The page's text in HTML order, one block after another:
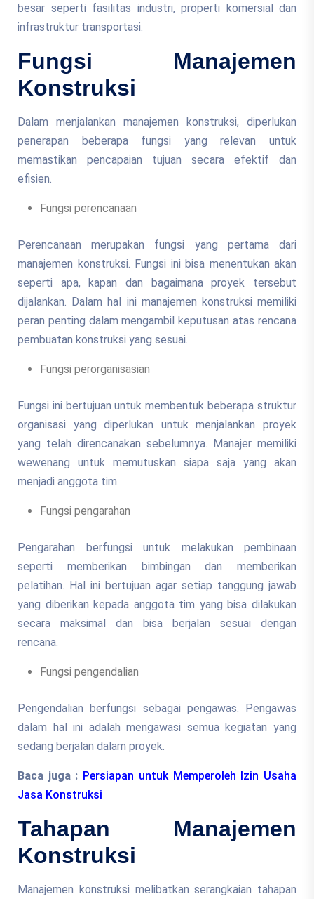
besar seperti fasilitas industri, properti komersial dan
infrastruktur transportasi.
Fungsi Manajemen
Konstruksi
Dalam menjalankan manajemen konstruksi, diperlukan
penerapan beberapa fungsi yang relevan untuk
memastikan pencapaian tujuan secara efektif dan
efisien.
Fungsi perencanaan
Perencanaan merupakan fungsi yang pertama dari
manajemen konstruksi. Fungsi ini bisa menentukan akan
seperti apa, kapan dan bagaimana proyek tersebut
dijalankan. Dalam hal ini manajemen konstruksi memiliki
peran penting dalam mengambil keputusan atas rencana
pembuatan konstruksi yang sesuai.
Fungsi perorganisasian
Fungsi ini bertujuan untuk membentuk beberapa struktur
organisasi yang diperlukan untuk menjalankan proyek
yang telah direncanakan sebelumnya. Manajer memiliki
wewenang untuk memutuskan siapa saja yang akan
menjadi anggota tim.
Fungsi pengarahan
Pengarahan berfungsi untuk melakukan pembinaan
seperti memberikan bimbingan dan memberikan
pelatihan. Hal ini bertujuan agar setiap tanggung jawab
yang diberikan kepada anggota tim yang bisa dilakukan
secara maksimal dan bisa berjalan sesuai dengan
rencana.
Fungsi pengendalian
Pengendalian berfungsi sebagai pengawas. Pengawas
dalam hal ini adalah mengawasi semua kegiatan yang
sedang berjalan dalam proyek.
Baca juga : Persiapan untuk Memperoleh Izin Usaha
Jasa Konstruksi
Tahapan Manajemen
Konstruksi
Manajemen konstruksi melibatkan serangkaian tahapan